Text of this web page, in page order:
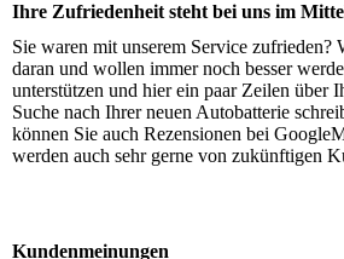
Ihre Zufriedenheit steht bei uns im
Sie waren mit unserem Service zufrieden?
daran und wollen immer noch besser
unterstützen und hier ein paar Zeilen über
Suche nach Ihrer neuen Autobatterie
können Sie auch Rezensionen bei
werden auch sehr gerne von zukünftigen
Kundenmeinungen